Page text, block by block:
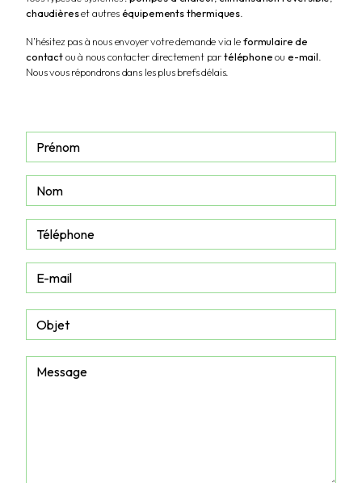
chaudièreset autreséquipements thermiques.
N’hésitez pas à nous envoyer votre demande via leformulaire de
contactou à nous contacter directement partéléphoneou e-mail.
Nous vous répondrons dans les plus brefs délais.